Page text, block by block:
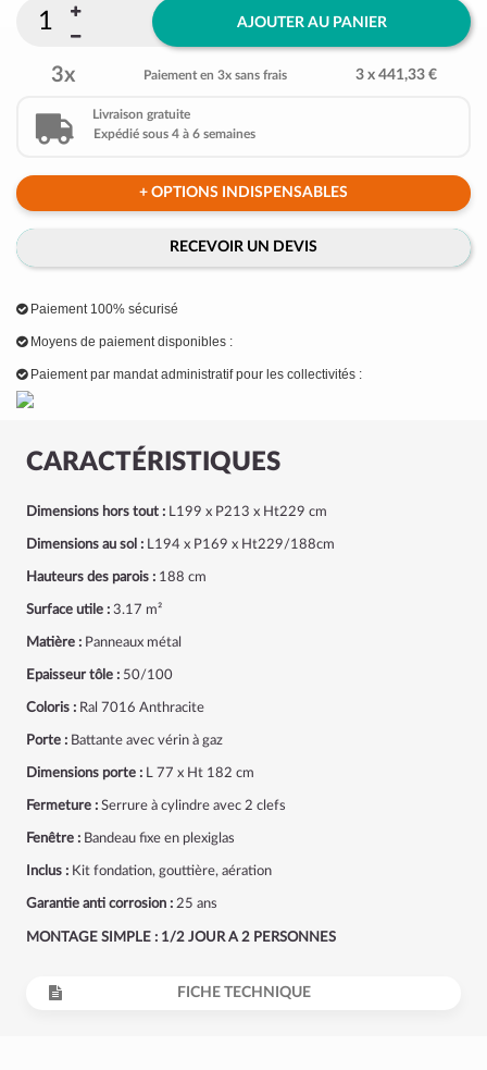
CARACTÉRISTIQUES
Dimensions hors tout : L199 x P213 x Ht229 cm
Dimensions au sol : L194 x P169 x Ht229/188cm
Hauteurs des parois : 188 cm
Surface utile : 3.17 m²
Matière : Panneaux métal
Epaisseur tôle : 50/100
Coloris : Ral 7016 Anthracite
Porte : Battante avec vérin à gaz
Dimensions porte : L 77 x Ht 182 cm
Fermeture : Serrure à cylindre avec 2 clefs
Fenêtre : Bandeau fixe en plexiglas
Inclus : Kit fondation, gouttière, aération
Garantie anti corrosion : 25 ans
MONTAGE SIMPLE : 1/2 JOUR A 2 PERSONNES
FICHE TECHNIQUE
AJOUTER AU PANIER
3x Paiement en 3x sans frais 3 x 441,33 €
Livraison gratuite
Expédié sous 4 à 6 semaines
+ OPTIONS INDISPENSABLES
RECEVOIR UN DEVIS
Paiement 100% sécurisé
Moyens de paiement disponibles :
Paiement par mandat administratif pour les collectivités :